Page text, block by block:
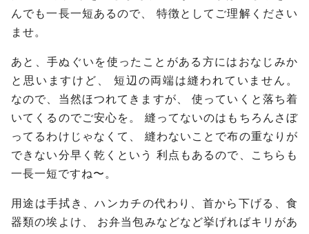
んでも一長一短あるので、 特徴としてご理解ください
ませ。
あと、手ぬぐいを使ったことがある方にはおなじみか
と思いますけど、 短辺の両端は縫われていません。
なので、当然ほつれてきますが、 使っていくと落ち着
いてくるのでご安心を。 縫ってないのはもちろんさぼ
ってるわけじゃなくて、 縫わないことで布の重なりが
できない分早く乾くという 利点もあるので、こちらも
一長一短ですね〜。
用途は手拭き、ハンカチの代わり、首から下げる、食
器類の埃よけ、 お弁当包みなどなど挙げればキリがあ